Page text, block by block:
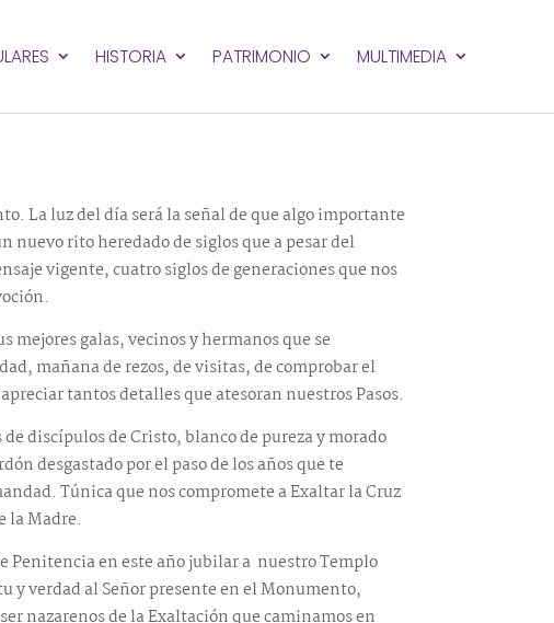
HISTORIA PATRIMONIO MULTIMEDIA
La luz del día será la señal de que algo importante
nuevo rito heredado de siglos que a pesar del
vigente, cuatro siglos de generaciones que nos
mejores galas, vecinos y hermanos que se
mañana de rezos, de visitas, de comprobar el
tantos detalles que atesoran nuestros Pasos.
discípulos de Cristo, blanco de pureza y morado
desgastado por el paso de los años que te
Túnica que nos compromete a Exaltar la Cruz
la Madre.
Penitencia en este año jubilar a nuestro Templo
y verdad al Señor presente en el Monumento,
nazarenos de la Exaltación que caminamos en